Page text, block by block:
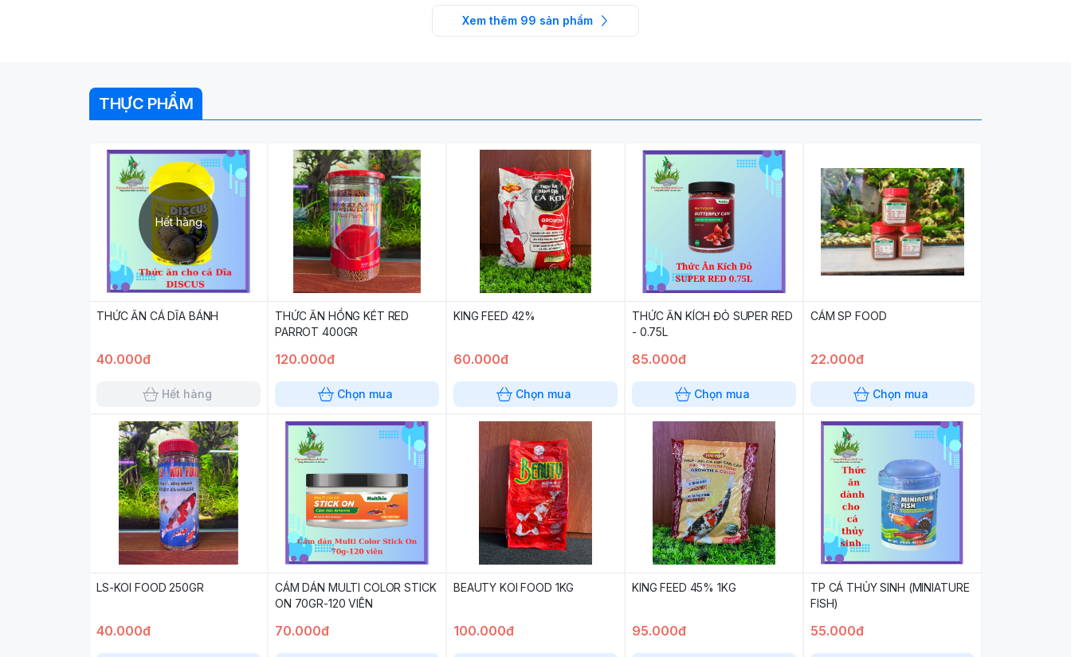
Xem thêm 99 sản phẩm
THỰC PHẨM
Hết hàng
THỨC ĂN CÁ DĨA BÁNH
40.000đ
Hết hàng
THỨC ĂN HỒNG KÉT RED
PARROT 400GR
120.000đ
Chọn mua
KING FEED 42%
60.000đ
Chọn mua
THỨC ĂN KÍCH ĐỎ SUPER RED
- 0.75L
85.000đ
Chọn mua
CÁM SP FOOD
22.000đ
Chọn mua
LS-KOI FOOD 250GR
40.000đ
CÁM DÁN MULTI COLOR STICK
ON 70GR-120 VIÊN
70.000đ
BEAUTY KOI FOOD 1KG
100.000đ
KING FEED 45% 1KG
95.000đ
TP CÁ THỦY SINH (MINIATURE
FISH)
55.000đ